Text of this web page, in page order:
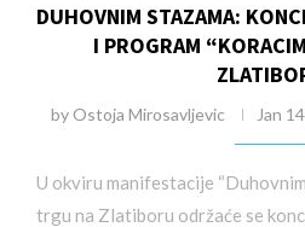
DUHOVNIM STAZAMA:
I PROGRAM
by Ostoja Mirosavljevic Jan
U okviru manifestacije
trgu na Zlatiboru održaće se